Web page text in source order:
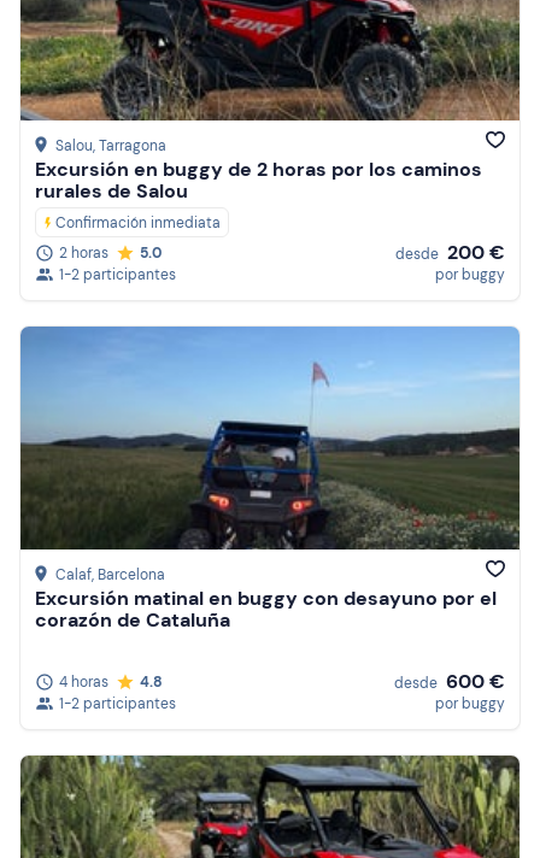
Salou, Tarragona
Excursión en buggy de 2 horas por los caminos
rurales de Salou
Confirmación inmediata
2 horas
5.0
1-2 participantes
desde 200 €
por buggy
Calaf, Barcelona
Excursión matinal en buggy con desayuno por el
corazón de Cataluña
4 horas
4.8
1-2 participantes
desde 600 €
por buggy